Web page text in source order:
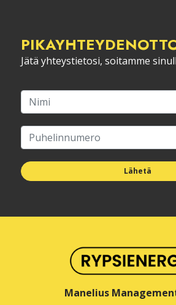
Jätä yhteystietosi, soitamme
Lähetä
Manelius